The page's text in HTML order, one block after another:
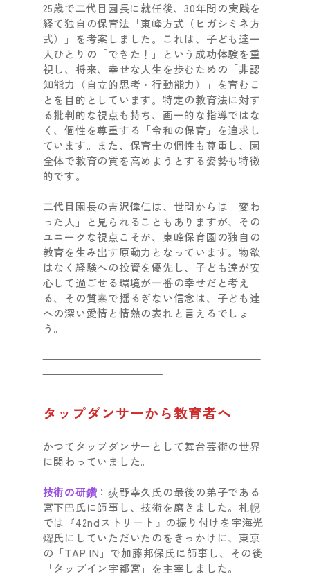
25歳で二代目園長に就任後、30年間の実践を
経て独自の保育法「東峰方式（ヒガシミネ方
式）」を考案しました。これは、子ども達一
人ひとりの「できた！」という成功体験を重
視し、将来、幸せな人生を歩むための「非認
知能力（自立的思考・行動能力）」を育むこ
とを目的としています。特定の教育法に対す
る批判的な視点も持ち、画一的な指導ではな
く、個性を尊重する「令和の保育」を追求し
ています。また、保育士の個性も尊重し、園
全体で教育の質を高めようとする姿勢も特徴
的です。
二代目園長の吉沢偉仁は、世間からは「変わ
った人」と見られることもありますが、その
ユニークな視点こそが、東峰保育園の独自の
教育を生み出す原動力となっています。物欲
はなく経験への投資を優先し、子ども達が安
心して過ごせる環境が一番の幸せだと考え
る、その質素で揺るぎない信念は、子ども達
への深い愛情と情熱の表れと言えるでしょ
う。
タップダンサーから教育者へ
かつてタップダンサーとして舞台芸術の世界
に関わっていました。
技術の研鑽：荻野幸久氏の最後の弟子である
宮下巴氏に師事し、技術を磨きました。札幌
では『42ndストリート』の振り付けを宇海光
燿氏にしていただいたのをきっかけに、東京
の「TAP IN」で加藤邦保氏に師事し、その後
「タップイン宇都宮」を主宰しました。